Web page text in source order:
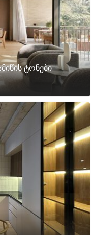
ტონები